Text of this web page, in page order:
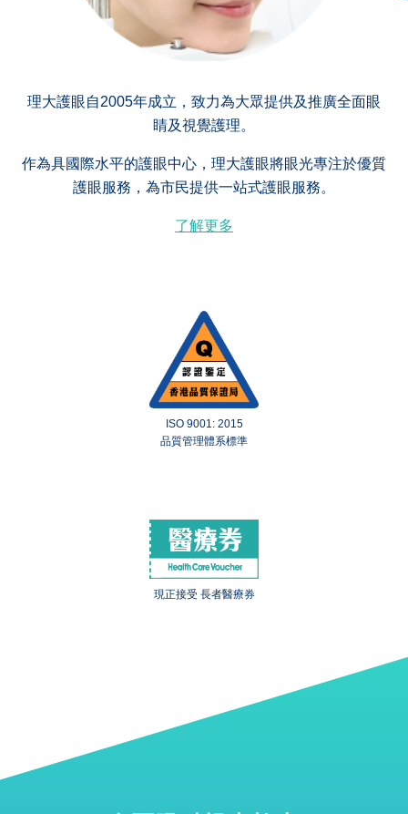
理大護眼自2005年成立，致力為大眾提供及推廣全面眼
睛及視覺護理。
作為具國際水平的護眼中心，理大護眼將眼光專注於優質
護眼服務，為市民提供一站式護眼服務。
了解更多
ISO 9001: 2015
品質管理體系標準
現正接受 長者醫療券